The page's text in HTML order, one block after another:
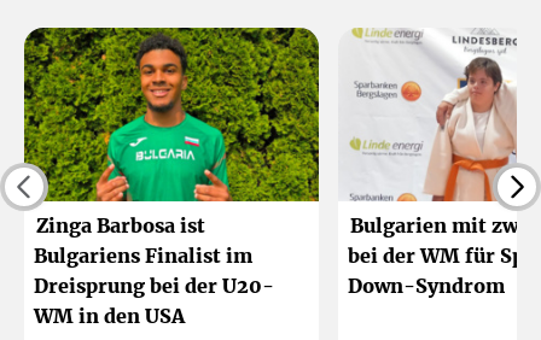
Zinga Barbosa ist
Bulgariens Finalist im
Dreisprung bei der U20-
WM in den USA
Bulgarien mit zwei
bei der WM für
Down-Syndrom